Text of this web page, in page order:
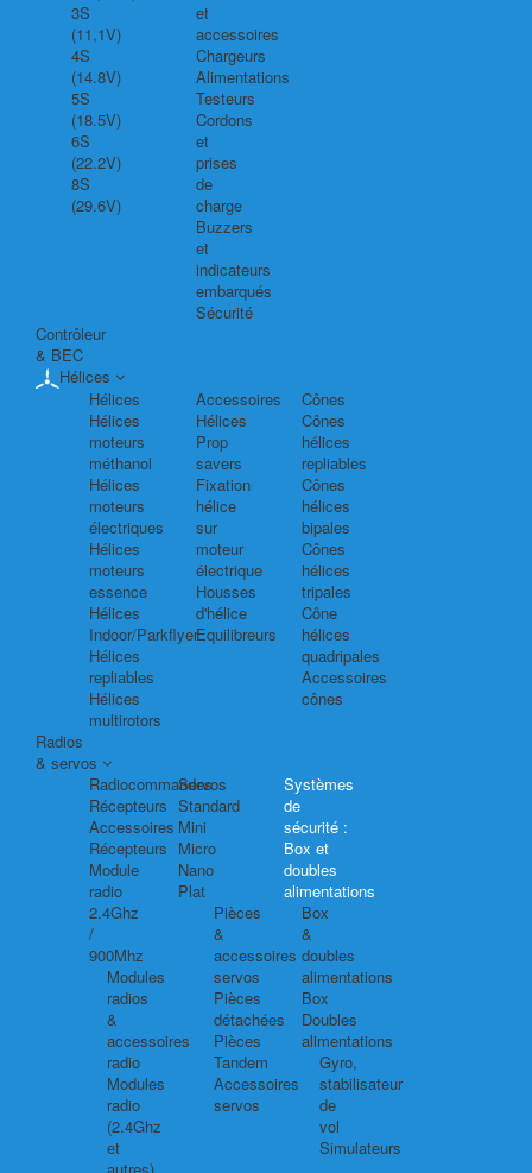
3S
(11,1V)
4S
(14.8V)
5S
(18.5V)
6S
(22.2V)
8S
(29.6V)
et
accessoires
Chargeurs
Alimentations
Testeurs
Cordons
et
prises
de
charge
Buzzers
et
indicateurs
embarqués
Sécurité
Contrôleur
& BEC
Hélices
Hélices
Hélices
moteurs
méthanol
Hélices
moteurs
électriques
Hélices
moteurs
essence
Hélices
Indoor/Parkflyer
Hélices
repliables
Hélices
multirotors
Accessoires
Hélices
Prop
savers
Fixation
hélice
sur
moteur
électrique
Housses
d'hélice
Equilibreurs
Cônes
Cônes
hélices
repliables
Cônes
hélices
bipales
Cônes
hélices
tripales
Cône
hélices
quadripales
Accessoires
cônes
Radios
& servos
Radiocommandes
Récepteurs
Accessoires
Récepteurs
Module
radio
2.4Ghz
/
900Mhz
Modules
radios
&
accessoires
radio
Modules
radio
(2.4Ghz
et
autres)
Servos
Standard
Mini
Micro
Nano
Plat
Pièces
&
accessoires
servos
Pièces
détachées
Pièces
Tandem
Accessoires
servos
Systèmes
de
sécurité :
Box et
doubles
alimentations
Box
&
doubles
alimentations
Box
Doubles
alimentations
Gyro,
stabilisateur
de
vol
Simulateurs